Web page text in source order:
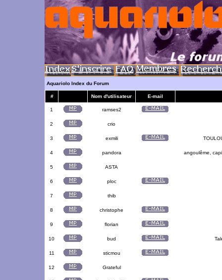
Aquariolo Index du Forum
# Nom d'utilisateur E-mail
1 ramses2
2 crio
3 exmili
4 pandora angoulême,
5 ASTA
6 ploc
7 thib
8 christophe
9 florian
10 bud
11 sticmou
12 Grateful